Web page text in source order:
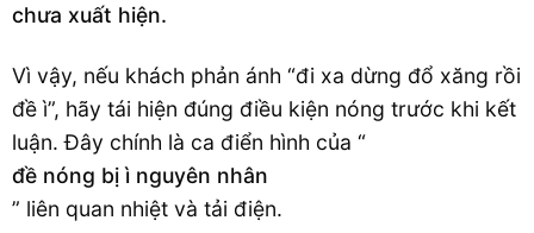
chưa xuất hiện.
Vì vậy, nếu khách phản ánh “đi xa dừng đổ xăng rồi
đề ì”, hãy tái hiện đúng điều kiện nóng trước khi kết
luận. Đây chính là ca điển hình của “
đề nóng bị ì nguyên nhân
” liên quan nhiệt và tải điện.